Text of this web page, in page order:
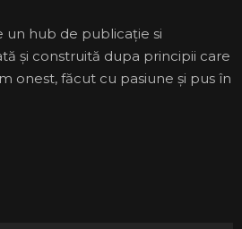
un hub de publicație si
și construită dupa principii care
onest, făcut cu pasiune și pus în